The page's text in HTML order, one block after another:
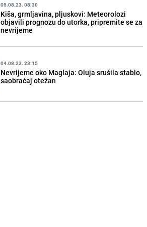
05.08.23. 08:30
Kiša, grmljavina, pljuskovi: Meteorolozi
objavili prognozu do utorka, pripremite se za
nevrijeme
04.08.23. 23:15
Nevrijeme oko Maglaja: Oluja srušila stablo,
saobraćaj otežan